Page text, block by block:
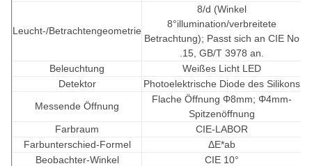
Leucht-/Betrachtengeometrie
8/d (Winkel
8°illumination/verbreitete
Betrachtung); Passt sich an CIE No
.15, GB/T 3978 an.
Beleuchtung
Weißes Licht LED
Detektor
Photoelektrische Diode des Silikons
Messende Öffnung
Flache Öffnung Φ8mm; Φ4mm-
Spitzenöffnung
Farbraum
CIE-LABOR
Farbunterschied-Formel
ΔE*ab
Beobachter-Winkel
CIE 10°